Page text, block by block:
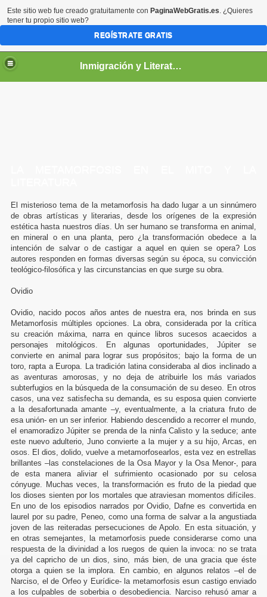
Inmigración y Literatura
El misterioso tema de la metamorfosis ha dado lugar a un sinnúmero
de obras artísticas y literarias, desde los orígenes de la expresión
estética hasta nuestros días. Un ser humano se transforma en animal,
en mineral o en una planta, pero ¿la transformación obedece a la
intención de salvar o de castigar a aquel en quien se opera? Los
autores responden en formas diversas según su época, su convicción
teológico-filosófica y las circunstancias en que surge su obra.
Ovidio
Ovidio, nacido pocos años antes de nuestra era, nos brinda en sus
Metamorfosis múltiples opciones. La obra, considerada por la crítica
su creación máxima, narra en quince libros sucesos acaecidos a
personajes mitológicos. En algunas oportunidades, Júpiter se
convierte en animal para lograr sus propósitos; bajo la forma de un
toro, rapta a Europa. La tradición latina consideraba al dios inclinado a
as aventuras amorosas, y no deja de atribuirle los más variados
subterfugios en la búsqueda de la consumación de su deseo. En otros
casos, una vez satisfecha su demanda, es su esposa quien convierte
a la desafortunada amante –y, eventualmente, a la criatura fruto de
esa unión- en un ser inferior. Habiendo descendido a recorrer el mundo,
el enamoradizo Júpiter se prenda de la ninfa Calisto y la seduce; ante
este nuevo adulterio, Juno convierte a la mujer y a su hijo, Arcas, en
osos. El dios, dolido, vuelve a metamorfosearlos, esta vez en estrellas
brillantes –las constelaciones de la Osa Mayor y la Osa Menor-, para
de esta manera aliviar el sufrimiento ocasionado por su celosa
cónyuge. Muchas veces, la transformación es fruto de la piedad que
los dioses sienten por los mortales que atraviesan momentos difíciles.
En uno de los episodios narrados por Ovidio, Dafne es convertida en
laurel por su padre, Peneo, como una forma de salvar a la angustiada
joven de las reiteradas persecuciones de Apolo. En esta situación, y
en otras semejantes, la metamorfosis puede considerarse como una
respuesta de la divinidad a los ruegos de quien la invoca: no se trata
ya del capricho de un dios, sino, más bien, de una gracia que éste
otorga a quien se la implora. En cambio, en algunos relatos –el de
Narciso, el de Orfeo y Eurídice- la metamorfosis esun castigo enviado
a los culpables de soberbia o desobediencia. Narciso rehusó amar a
Este sitio web fue creado gratuitamente con PaginaWebGratis.es. ¿Quieres
tener tu propio sitio web?
REGÍSTRATE GRATIS